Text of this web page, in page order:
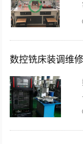
数控铣床装调维